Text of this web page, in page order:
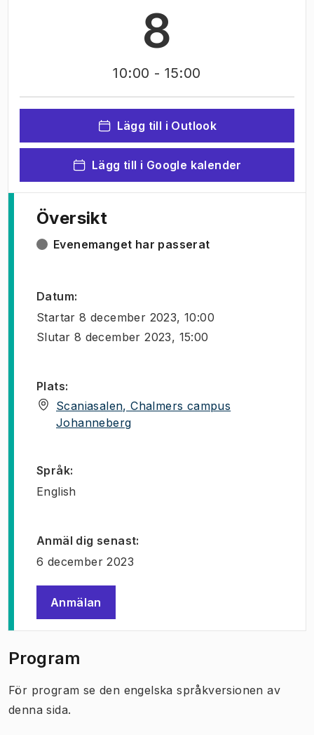
8
10:00 - 15:00
Lägg till i Outlook
Lägg till i Google kalender
Översikt
Evenemanget har passerat
Datum:
Startar 8 december 2023, 10:00
Slutar 8 december 2023, 15:00
Plats:
Scaniasalen, Chalmers campus
Johanneberg(
Språk:
English
Anmäl dig senast:
6 december 2023
Anmälan
(Öppnas i ny flik
Program
För program se den engelska språkversionen av
denna sida.